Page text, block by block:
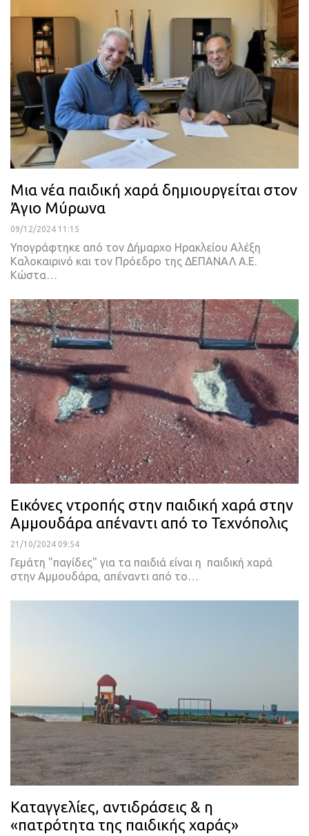
Μια νέα παιδική χαρά δημιουργείται στον
Άγιο Μύρωνα
09/12/2024 11:15
Υπογράφτηκε από τον Δήμαρχο Ηρακλείου Αλέξη
Καλοκαιρινό και τον Πρόεδρο της ΔΕΠΑΝΑΛ Α.Ε.
Κώστα…
Εικόνες ντροπής στην παιδική χαρά στην
Αμμουδάρα απέναντι από το Τεχνόπολις
21/10/2024 09:54
Γεμάτη "παγίδες" για τα παιδιά είναι η παιδική χαρά
στην Αμμουδάρα, απέναντι από το…
Καταγγελίες, αντιδράσεις & η
«πατρότητα της παιδικής χαράς»